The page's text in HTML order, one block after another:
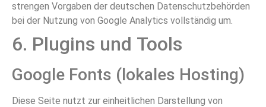
strengen Vorgaben der deutschen Datenschutzbehörden
bei der Nutzung von Google Analytics vollständig um.
6. Plugins und Tools
Google Fonts (lokales Hosting)
Diese Seite nutzt zur einheitlichen Darstellung von